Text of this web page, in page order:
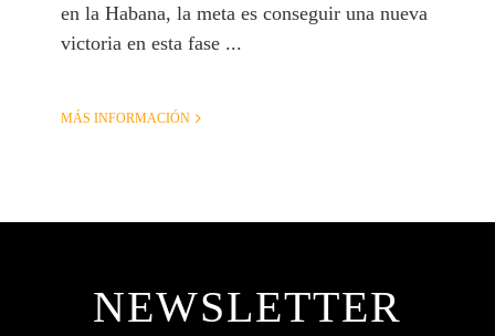
en la Habana, la meta es conseguir una nueva
victoria en esta fase ...
MÁS INFORMACIÓN
NEWSLETTER